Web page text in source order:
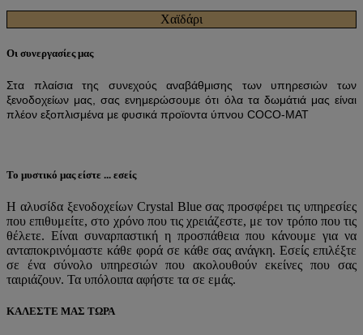
Χαϊδάρι
Οι συνεργασίες μας
Στα πλαίσια της συνεχούς αναβάθμισης των υπηρεσιών των
ξενοδοχείων μας,σας ενημερώσουμε ότι όλα τα δωμάτιά μας είναι
πλέον εξοπλισμένα με φυσικά προϊοντα ύπνου COCO-MAT
Το μυστικό μας είστε ... εσείς
Η αλυσίδα ξενοδοχείων Crystal Blue σας προσφέρει τις υπηρεσίες
που επιθυμείτε, στο χρόνο που τις χρειάζεστε, με τον τρόπο που τις
θέλετε. Είναι συναρπαστική η προσπάθεια που κάνουμε για να
ανταποκρινόμαστε κάθε φορά σε κάθε σας ανάγκη. Εσείς επιλέξτε
σε ένα σύνολο υπηρεσιών που ακολουθούν εκείνες που σας
ταιριάζουν. Τα υπόλοιπα αφήστε τα σε εμάς.
ΚΑΛΕΣΤΕ ΜΑΣ ΤΩΡΑ